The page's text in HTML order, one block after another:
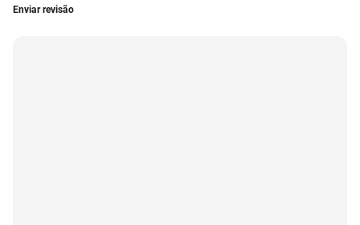
Enviar revisão